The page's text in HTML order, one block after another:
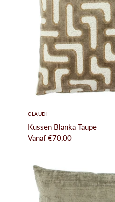
CLAUDI
Kussen Blanka Taupe
Vanaf €70,00